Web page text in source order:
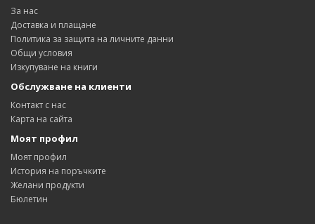
За нас
Доставка и плащане
Политика за защита на личните данни
Общи условия
Изкупуване на книги
Обслужване на клиенти
Контакт с нас
Карта на сайта
Моят профил
Моят профил
История на поръчките
Желани продукти
Бюлетин